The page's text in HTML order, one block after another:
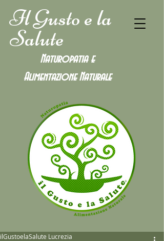
Il Gusto e la
Salute
Naturopatia e
Alimentazione Naturale
ilGustoelaSalute Lucrezia